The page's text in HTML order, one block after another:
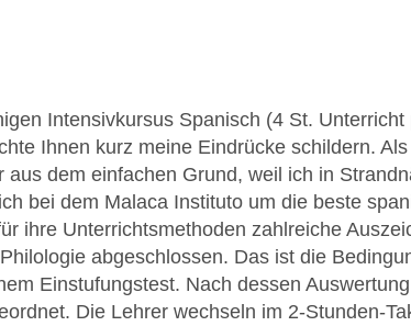
Intensivkursus Spanisch (4 St.
Ihnen kurz meine Eindrücke schildern.
dem einfachen Grund, weil ich in
bei dem Malaca Instituto um die beste
ihre Unterrichtsmethoden zahlreiche
abgeschlossen. Das ist die
Einstufungstest. Nach dessen
Die Lehrer wechseln im 2-Stunden-